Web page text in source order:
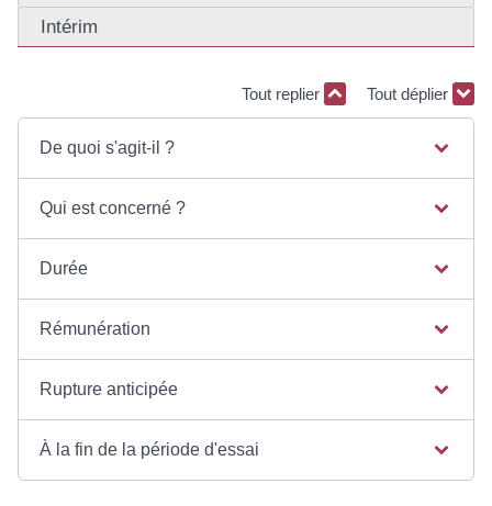
Intérim
Tout replier Tout déplier
De quoi s'agit-il ?
Qui est concerné ?
Durée
Rémunération
Rupture anticipée
À la fin de la période d'essai